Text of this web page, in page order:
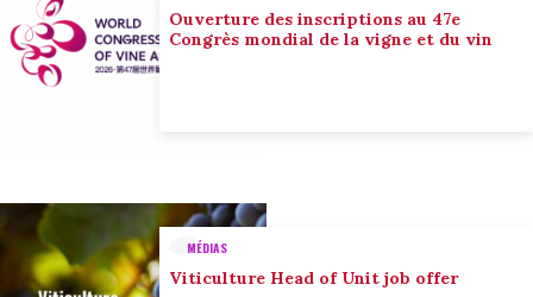
Ouverture des inscriptions au 47e
Congrès mondial de la vigne et du vin
MÉDIAS
Viticulture Head of Unit job offer